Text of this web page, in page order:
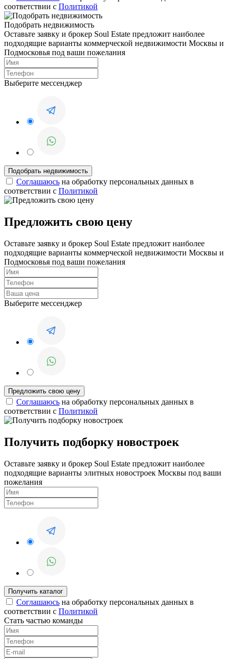
соответствии с Политикой
Подобрать недвижимость
Оставьте заявку и брокер Soul Estate предложит наиболее
подходящие варианты коммерческой недвижимости Москвы и
Подмосковья под ваши пожелания
Выберите мессенджер
Соглашаюсь на обработку персональных данных в
соответствии с Политикой
Предложить свою цену
Оставьте заявку и брокер Soul Estate предложит наиболее
подходящие варианты коммерческой недвижимости Москвы и
Подмосковья под ваши пожелания
Выберите мессенджер
Соглашаюсь на обработку персональных данных в
соответствии с Политикой
Получить подборку новостроек
Оставьте заявку и брокер Soul Estate предложит наиболее
подходящие варианты элитных новостроек Москвы под ваши
пожелания
Соглашаюсь на обработку персональных данных в
соответствии с Политикой
Стать частью команды